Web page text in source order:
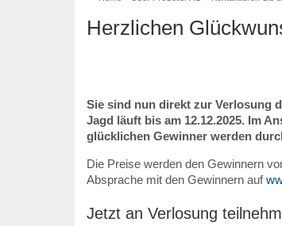
Herzlichen
Sie sind nun direkt zur Verlosung
Jagd läuft bis am 12.12.2025. Im
glücklichen Gewinner werden
Die Preise werden den Gewinnern
Absprache mit den Gewinnern auf
Jetzt an Verlosung